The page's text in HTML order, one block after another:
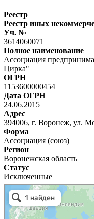
Реестр
Реестр иных
Уч. №
3614060071
Полное наименование
Ассоциация
Цирка"
ОГРН
1153600000454
Дата ОГРН
24.06.2015
Адрес
394006, г. Воронеж, ул.
Форма
Ассоциация (союз)
Регион
Воронежская область
Статус
Исключенные